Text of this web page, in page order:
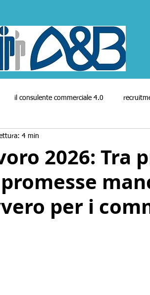
il consulente commerciale 4.0
cineforum
Enasarco covid-19 bio
2026: Tra
per i
4 min